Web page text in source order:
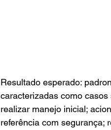
Resultado esperado:
caracterizadas como
realizar manejo inicial;
referência com segurança;